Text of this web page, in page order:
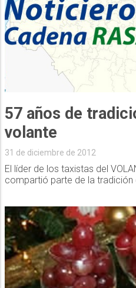
57 años de
volante
31 de diciembre de 2012
El líder de los taxistas del
compartió parte de la tradición